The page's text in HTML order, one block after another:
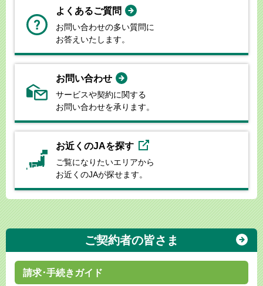
よくあるご質問
お問い合わせの多い質問に
お答えいたします。
お問い合わせ
サービスや契約に関する
お問い合わせを承ります。
お近くのJAを探す
ご覧になりたいエリアから
お近くのJAが探せます。
ご契約者の皆さま
請求･手続きガイド